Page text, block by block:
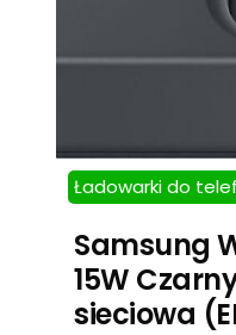
Ładowarki do
Samsung
15W
sieciowa